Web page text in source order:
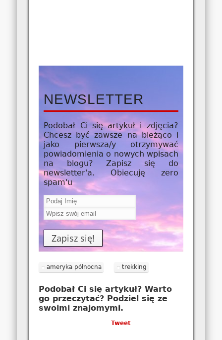
NEWSLETTER
Podobał Ci się artykuł i zdjęcia?
Chcesz być zawsze na bieżąco i
jako pierwsza/yotrzymywać
powiadomienia o nowych wpisach
na blogu? Zapisz się do
newsletter'a. Obiecuję zero
spam'u
ameryka północna trekking
Podobał Ci się artykuł? Warto
go przeczytać? Podziel się ze
swoimi znajomymi.
Tweet